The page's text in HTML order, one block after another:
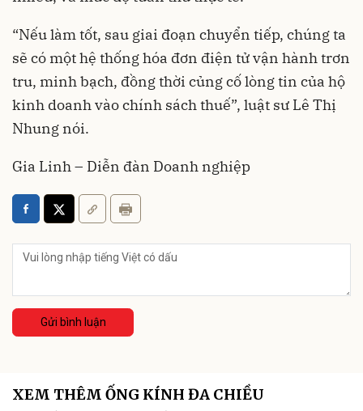
“Nếu làm tốt, sau giai đoạn chuyển tiếp, chúng ta
sẽ có một hệ thống hóa đơn điện tử vận hành trơn
tru, minh bạch, đồng thời củng cố lòng tin của hộ
kinh doanh vào chính sách thuế”, luật sư Lê Thị
Nhung nói.
Gia Linh – Diễn đàn Doanh nghiệp
Gửi bình luận
XEM THÊM ỐNG KÍNH ĐA CHIỀU